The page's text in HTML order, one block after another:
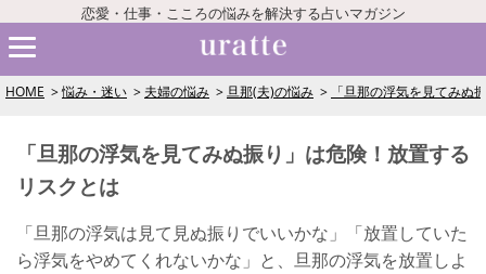
恋愛・仕事・こころの悩みを解決する占いマガジン
HOME 悩み・迷い 夫婦の悩み 旦那(夫)の悩み 「旦那の浮気を見てみぬ
「旦那の浮気を見てみぬ振り」は危険！放置する
リスクとは
「旦那の浮気は見て見ぬ振りでいいかな」「放置していた
ら浮気をやめてくれないかな」と、旦那の浮気を放置しよ